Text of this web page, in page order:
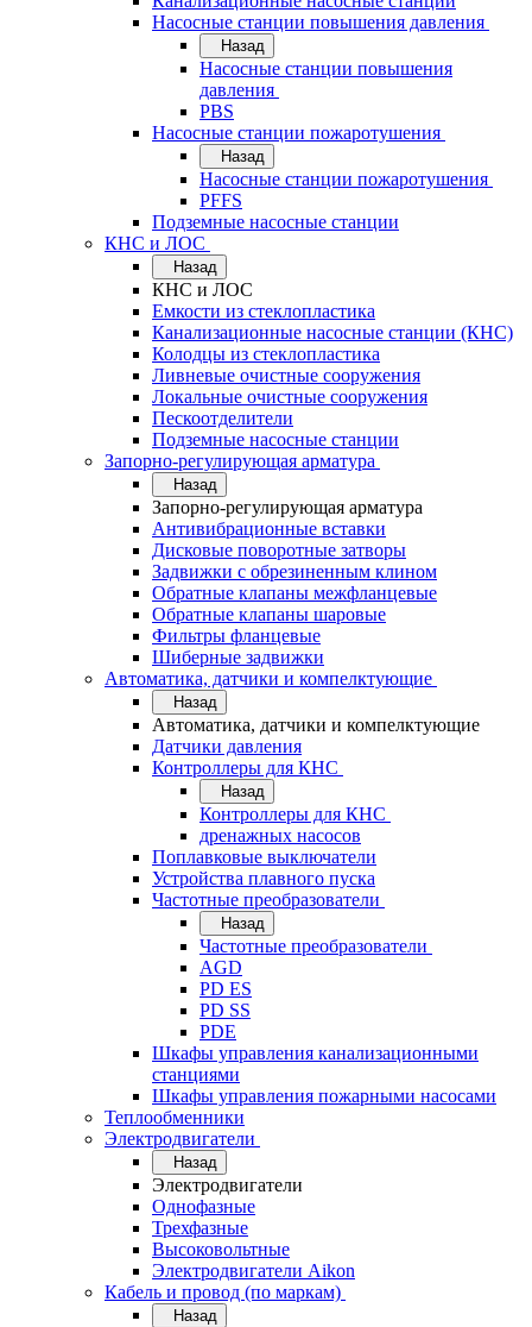
Насосные станции повышения давления
Назад
Насосные станции повышения
давления
PBS
Насосные станции пожаротушения
Назад
Насосные станции пожаротушения
PFFS
Подземные насосные станции
КНС и ЛОС
Назад
КНС и ЛОС
Емкости из стеклопластика
Канализационные насосные станции (КНС)
Колодцы из стеклопластика
Ливневые очистные сооружения
Локальные очистные сооружения
Пескоотделители
Подземные насосные станции
Запорно-регулирующая арматура
Назад
Запорно-регулирующая арматура
Антивибрационные вставки
Дисковые поворотные затворы
Задвижки с обрезиненным клином
Обратные клапаны межфланцевые
Обратные клапаны шаровые
Фильтры фланцевые
Шиберные задвижки
Автоматика, датчики и компелктующие
Назад
Автоматика, датчики и компелктующие
Датчики давления
Контроллеры для КНС
Назад
Контроллеры для КНС
дренажных насосов
Поплавковые выключатели
Устройства плавного пуска
Частотные преобразователи
Назад
Частотные преобразователи
AGD
PD ES
PD SS
PDE
Шкафы управления канализационными
станциями
Шкафы управления пожарными насосами
Теплообменники
Электродвигатели
Назад
Электродвигатели
Однофазные
Трехфазные
Высоковольтные
Электродвигатели Aikon
Кабель и провод (по маркам)
Назад